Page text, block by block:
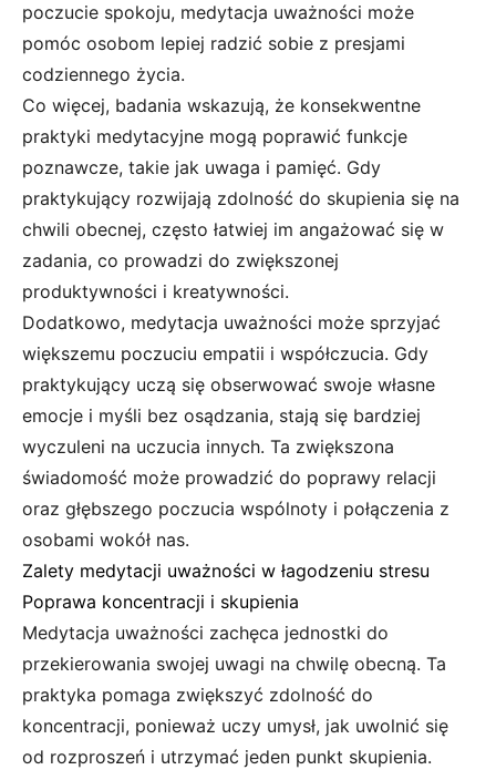
poczucie spokoju, medytacja uważności może
pomóc osobom lepiej radzić sobie z presjami
codziennego życia.
Co więcej, badania wskazują, że konsekwentne
praktyki medytacyjne mogą poprawić funkcje
poznawcze, takie jak uwaga i pamięć. Gdy
praktykujący rozwijają zdolność do skupienia się na
chwili obecnej, często łatwiej im angażować się w
zadania, co prowadzi do zwiększonej
produktywności i kreatywności.
Dodatkowo, medytacja uważności może sprzyjać
większemu poczuciu empatii i współczucia. Gdy
praktykujący uczą się obserwować swoje własne
emocje i myśli bez osądzania, stają się bardziej
wyczuleni na uczucia innych. Ta zwiększona
świadomość może prowadzić do poprawy relacji
oraz głębszego poczucia wspólnoty i połączenia z
osobami wokół nas.
Zalety medytacji uważności w łagodzeniu stresu
Poprawa koncentracji i skupienia
Medytacja uważności zachęca jednostki do
przekierowania swojej uwagi na chwilę obecną. Ta
praktyka pomaga zwiększyć zdolność do
koncentracji, ponieważ uczy umysł, jak uwolnić się
od rozproszeń i utrzymać jeden punkt skupienia.